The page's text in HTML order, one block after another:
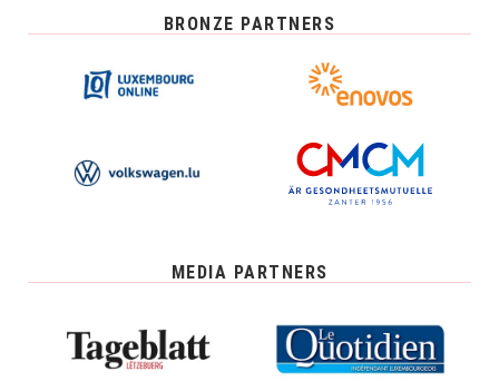
BRONZE PARTNERS
MEDIA PARTNERS